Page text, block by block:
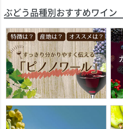
ぶどう品種別おすすめワイン